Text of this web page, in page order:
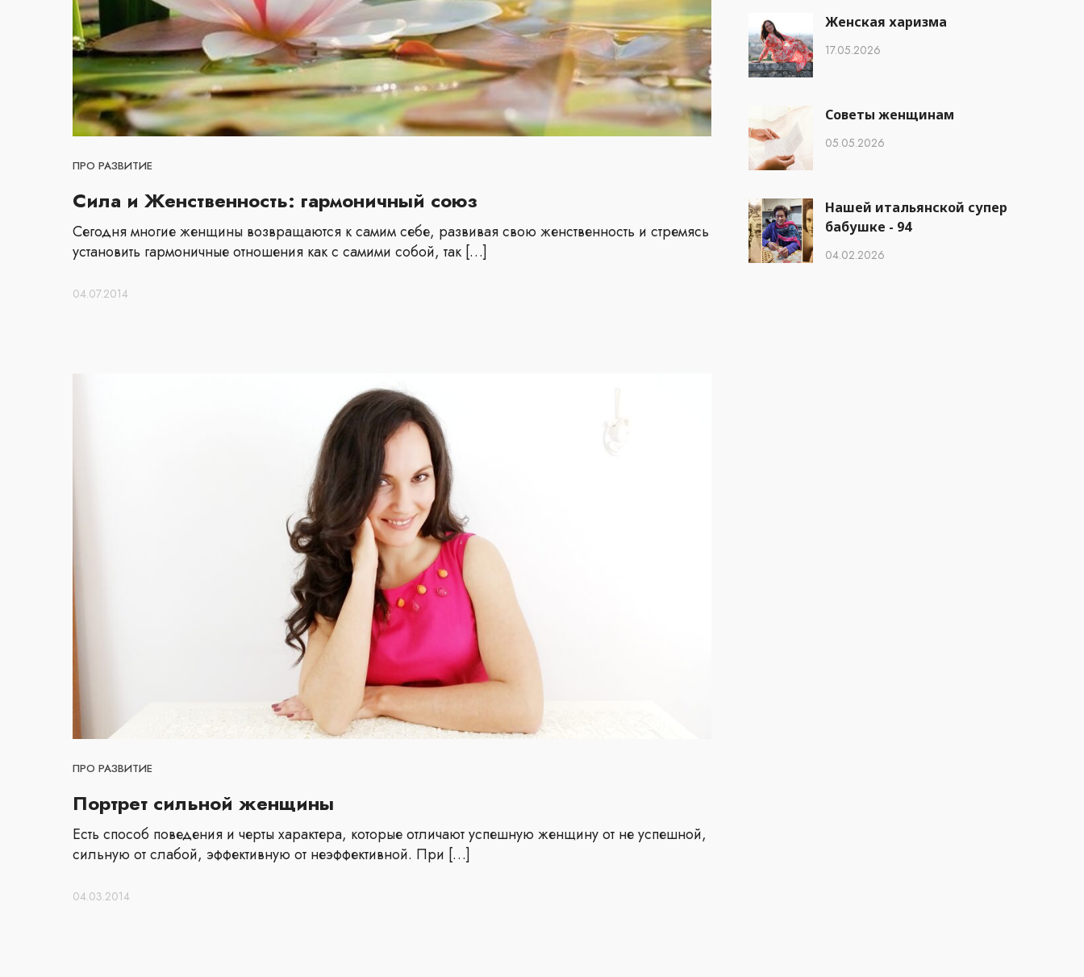
ПРО РАЗВИТИЕ
Сила и Женственность: гармоничный союз
Сегодня многие женщины возвращаются к самим себе, развивая свою женственность и стремясь
установить гармоничные отношения как с самими собой, так […]
04.07.2014
ПРО РАЗВИТИЕ
Портрет сильной женщины
Есть способ поведения и черты характера, которые отличают успешную женщину от не успешной,
сильную от слабой, эффективную от неэффективной. При […]
04.03.2014
Женская харизма
17.05.2026
Советы женщинам
05.05.2026
Нашей итальянской супер
бабушке - 94
04.02.2026